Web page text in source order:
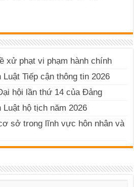
xử phạt vi phạm hành chính
Tiếp cận thông tin 2026
hội lần thứ 14 của Đảng
hộ tịch năm 2026
sở trong lĩnh vực hôn nhân và